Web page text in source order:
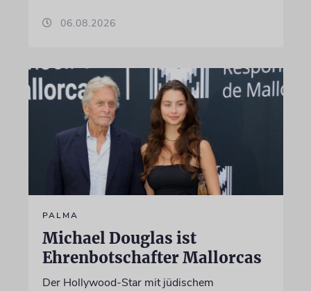
06.08.2026
PALMA
Michael Douglas ist
Ehrenbotschafter Mallorcas
Der Hollywood-Star mit jüdischem